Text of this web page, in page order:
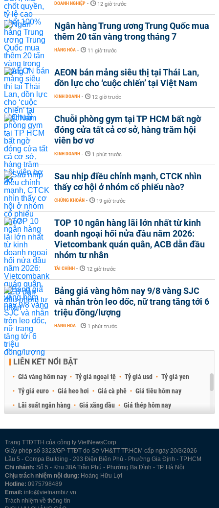
DOANH NGHIỆP - 12 giờ trước
Ngân hàng Trung ương Trung Quốc mua
thêm 20 tấn vàng trong tháng 7
HÀNG HÓA - 11 giờ trước
AEON bán mảng siêu thị tại Thái Lan,
dồn lực cho ‘cuộc chiến’ tại Việt Nam
KINH DOANH - 12 giờ trước
Chuỗi phòng gym tại TP HCM bất ngờ
đóng cửa tất cả cơ sở, hàng trăm hội
viên bơ vơ
KINH DOANH - 1 phút trước
Sau nhịp điều chỉnh mạnh, CTCK nhìn
thấy cơ hội ở nhóm cổ phiếu nào?
CHỨNG KHOÁN - 19 giờ trước
TOP 10 ngân hàng lãi lớn nhất từ kinh
doanh ngoại hối nửa đầu năm 2026:
Vietcombank quán quân, ACB dẫn đầu
nhóm tư nhân
TÀI CHÍNH - 12 giờ trước
Bảng giá vàng hôm nay 9/8 vàng SJC
và nhẫn tròn leo dốc, nữ trang tăng tới 6
triệu đồng/lượng
HÀNG HÓA - 1 phút trước
LIÊN KẾT NỔI BẬT
Giá vàng hôm nay Tỷ giá ngoại tệ Tỷ giá usd
Tỷ giá yen
Tỷ giá euro
Giá heo hơi Giá cà phê
Giá tiêu hôm nay
Lãi suất ngân hàng
Giá xăng dầu
Giá thép hôm nay
Trang TTĐTTH của công ty VietNewsCorp
Giấy phép số 3323/GP-TTĐT do Sở VH&TT TP.HCM cấp ngày 20/3/2026
Lầu 5 - Compa Building - 293 Điện Biên Phủ - Phường Gia Định - TP.HCM
Chi nhánh: Số 5 - Khu 38A Trần Phú - Phường Ba Đình - TP. Hà Nội
Chịu trách nhiệm nội dung: Hoàng Hữu Lợi
Hotline: 0975798489
Email: info@vietnambiz.vn
Trách nhiệm về thông tin